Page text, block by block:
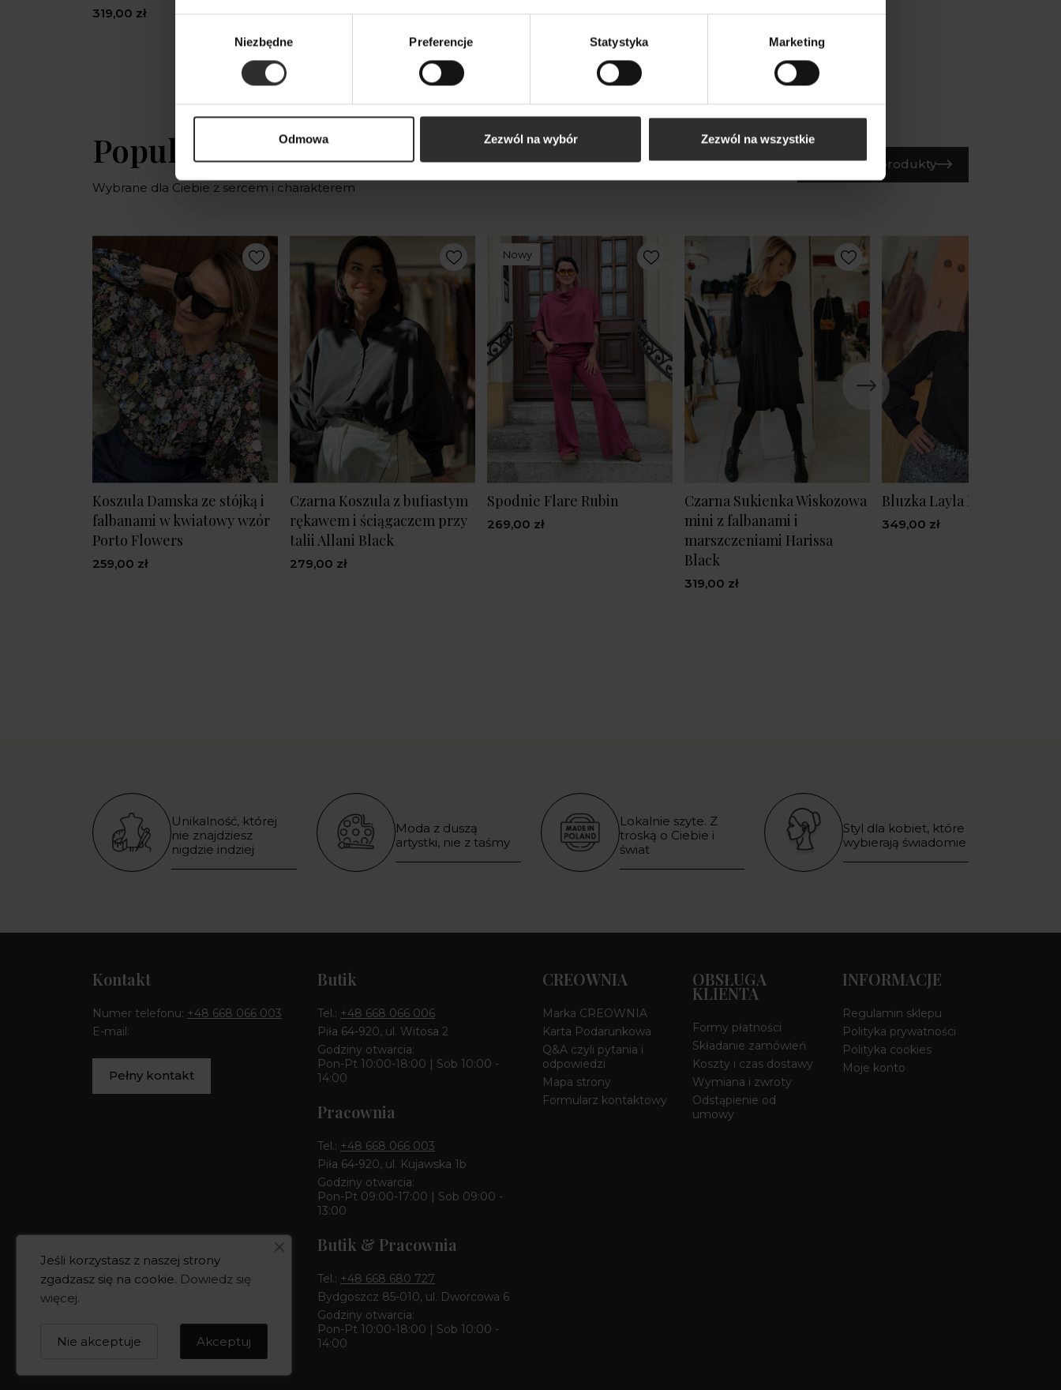
Niezbędne Preferencje Statystyka Marketing
Odmowa Zezwól na wybór Zezwól na wszystkie
319,00 zł
Popularne produkty
Wybrane dla Ciebie z sercem i charakterem
Wszystkie produkty
Koszula Damska ze stójką i
falbanami w kwiatowy wzór
Porto Flowers
259,00 zł
Czarna Koszula z bufiastym
rękawem i ściągaczem przy
talii Allani Black
279,00 zł
Nowy
Spodnie Flare Rubin
269,00 zł
Czarna Sukienka Wiskozowa
mini z falbanami i
marszczeniami Harissa
Black
319,00 zł
Bluzka Layla Black
349,00 zł
Unikalność, której
nie znajdziesz
nigdzie indziej
Moda z duszą
artystki, nie z taśmy
Lokalnie szyte. Z
troską o Ciebie i
świat
Styl dla kobiet, które
wybierają świadomie
Kontakt
Numer telefonu: +48 668 066 003
E-mail:
Pełny kontakt
Butik
Tel.: +48 668 066 006
Piła 64-920, ul. Witosa 2
Godziny otwarcia:
Pon-Pt 10:00-18:00 | Sob 10:00 -
14:00
Pracownia
Tel.: +48 668 066 003
Piła 64-920, ul. Kujawska 1b
Godziny otwarcia:
Pon-Pt 09:00-17:00 | Sob 09:00 -
13:00
Butik & Pracownia
Tel.: +48 668 680 727
Bydgoszcz 85-010, ul. Dworcowa 6
Godziny otwarcia:
Pon-Pt 10:00-18:00 | Sob 10:00 -
14:00
CREOWNIA
Marka CREOWNIA
Karta Podarunkowa
Q&A czyli pytania i
odpowiedzi
Mapa strony
Formularz kontaktowy
OBSŁUGA
KLIENTA
Formy płatności
Składanie zamówień
Koszty i czas dostawy
Wymiana i zwroty
Odstąpienie od
umowy
INFORMACJE
Regulamin sklepu
Polityka prywatności
Polityka cookies
Moje konto
Jeśli korzystasz z naszej strony
zgadzasz się na cookie. Dowiedz się
więcej.
Akceptuj
Nie akceptuje